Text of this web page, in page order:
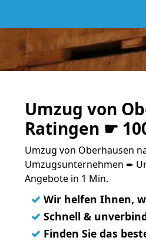
Umzug von
Ratingen ☛
Umzug von Oberhausen
Umzugsunternehmen ➨
Angebote in 1 Min.
✓ Wir helfen Ihnen,
✓ Schnell &
✓ Finden Sie das